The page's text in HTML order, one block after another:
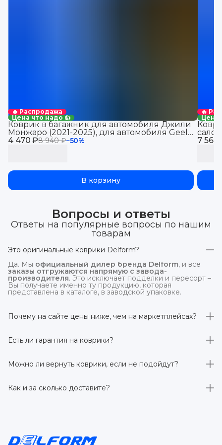
🔥 Распродажа
Цена что надо 👍
4 470 ₽8 940 ₽−50%
Коврик в багажник для автомобиля Джили
Монжаро (2021-2025), для автомобиля Geely
Monjaro, EVA 3D
В корзину
🔥
Цена
7 560
Вопросы и ответы
Ответы на популярные вопросы по нашим
товарам
Это оригинальные коврики Delform?
Да. Мы официальный дилер бренда Delform, и все
заказы отгружаются напрямую с завода-
производителя. Это исключает подделки и пересорт –
Вы получаете именно ту продукцию, которая
представлена в каталоге, в заводской упаковке.
Почему на сайте цены ниже, чем на маркетплейсах?
отгрузка идётнапрямую со склада производителя
без посредников.
Есть ли гарантия на коврики?
производителя 3 года. Если в течение этого срока
обнаружится производственный дефект – заменим
Можно ли вернуть коврики, если не подойдут?
заказанного дистанционно,без объяснения причин –
при условии сохранения товарного вида. Если коврик не
Как и за сколько доставите?